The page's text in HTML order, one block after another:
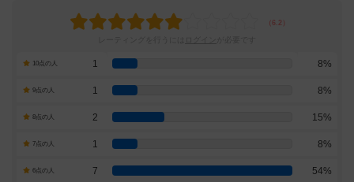
10点の人 1 8%
9点の人 1 8%
8点の人 2 15%
7点の人 1 8%
6点の人 7 54%